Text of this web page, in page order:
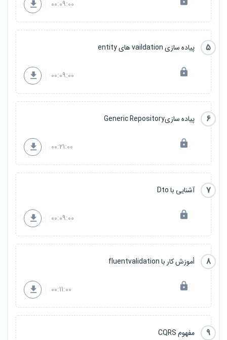
00:09:00
5 پیاده سازی vaildation های entity
00:09:00
6 پیاده سازیGeneric Repository
00:21:00
7 آشنایی با Dto
00:09:00
8 أموزش کار با fluentvalidation
00:11:00
9 مفهوم CQRS